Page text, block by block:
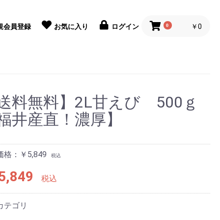
会員登録 お気に入り ログイン 0 ￥0
料無料】2L甘えび 500ｇ
井産直！濃厚】
格：￥5,849 税込
税込
テゴリ